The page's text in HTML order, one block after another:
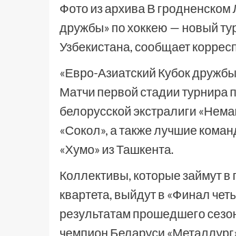
Фото из архива В
дружбы» по хоккею — новый
Узбекистана, сообщает
«Евро-Азиатский Кубок
Матчи первой стадии турнира
белорусской экстралиги
«Сокол», а также лучшие
«Хумо» из Ташкента.
Коллективы, которые займут
квартета, выйдут в «Финал
результатам прошедшего
чемпион Беларуси